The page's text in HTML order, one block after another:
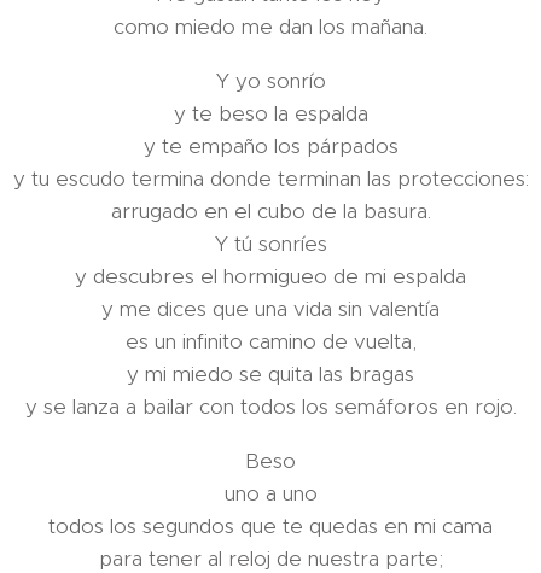
como miedo me dan los mañana.
Y yo sonrío
y te beso la espalda
y te empaño los párpados
y tu escudo termina donde terminan las protecciones:
arrugado en el cubo de la basura.
Y tú sonríes
y descubres el hormigueo de mi espalda
y me dices que una vida sin valentía
es un infinito camino de vuelta,
y mi miedo se quita las bragas
y se lanza a bailar con todos los semáforos en rojo.
Beso
uno a uno
todos los segundos que te quedas en mi cama
para tener al reloj de nuestra parte;